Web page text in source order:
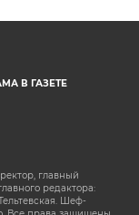
В ГАЗЕТЕ
главный
редактора:
Шеф-